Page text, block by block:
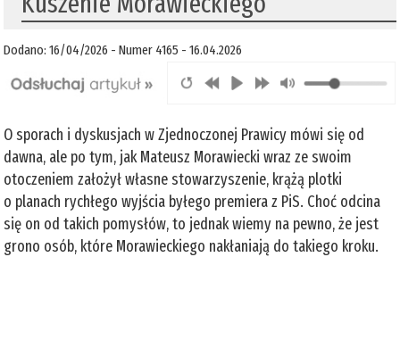
Dodano: 16/04/2026 - Numer 4165 - 16.04.2026
O sporach i dyskusjach w Zjednoczonej Prawicy mówi się od
dawna, ale po tym, jak Mateusz Morawiecki wraz ze swoim
otoczeniem założył własne stowarzyszenie, krążą plotki
o planach rychłego wyjścia byłego premiera z PiS. Choć odcina
się on od takich pomysłów, to jednak wiemy na pewno, że jest
grono osób, które Morawieckiego nakłaniają do takiego kroku.